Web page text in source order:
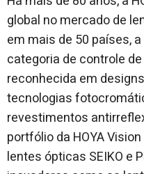
global no mercado de
em mais de 50 países,
categoria de controle
reconhecida em
tecnologias
revestimentos
portfólio da HOYA
lentes ópticas SEIKO e